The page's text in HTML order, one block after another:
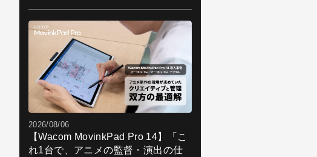
2026/08/06
【Wacom MovinkPad Pro 14】「こ
れ1台で、アニメの監督・演出の仕